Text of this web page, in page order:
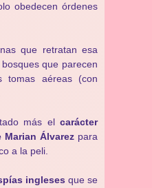
obedecen órdenes
que retratan esa
que parecen
tomas aéreas (con
más el carácter
Álvarezpara
a la peli.
ingleses que se